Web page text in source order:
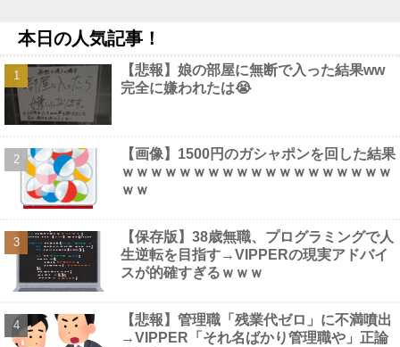
【画像】 避難所の女がHすぎるｗｗｗｗｗ
SB山本祐大(27) .323 2本 14打点 OPS.878他 NEW!
【.LIVE】ジェノミクスあんま強そうじゃない割に高そうという恐
竜デッキの宿命を背負ってる他 NEW!
【画像】 この∧∨女優さんで100万回抜いてるｗｗｗｗｗｗｗ
NEW!
【画像】 村重杏奈さん(30)のお胸がコチラｗｗｗｗｗｗｗｗｗｗ
ｗｗ NEW!
Powered by livedoor 相互RSS
本日の人気記事！
【悲報】娘の部屋に無断で入った結果ww
完全に嫌われたは😭
【画像】1500円のガシャポンを回した結果
ｗｗｗｗｗｗｗｗｗｗｗｗｗｗｗｗｗｗｗ
ｗｗ
【保存版】38歳無職、プログラミングで人
生逆転を目指す→VIPPERの現実アドバイ
スが的確すぎるｗｗｗ
【悲報】管理職「残業代ゼロ」に不満噴出
→VIPPER「それ名ばかり管理職や」正論